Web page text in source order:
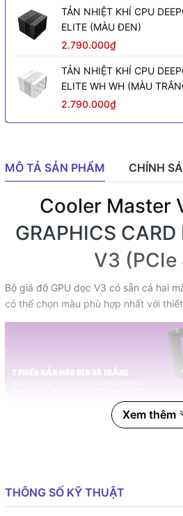
TẢN NHIỆT KHÍ CPU
ELITE (MÀU ĐEN)
2.790.000₫
TẢN NHIỆT KHÍ CPU
ELITE WH WH (MÀU
2.790.000₫
MÔ TẢ SẢN PHẨM CHÍNH
Cooler Master
GRAPHICS CARD
V3 (PCIe
Bộ giá đỡ GPU dọc V3 có sẵn cả hai
có thể chọn màu phù hợp nhất với
GRAPHICS CARD
Xem thêm
THÔNG SỐ KỸ THUẬT